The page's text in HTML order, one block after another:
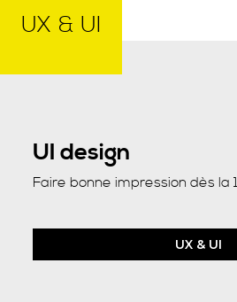
UX & UI
UI design
Faire bonne impression dès la
UX & UI